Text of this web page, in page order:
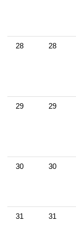
28 28
29 29
30 30
31 31